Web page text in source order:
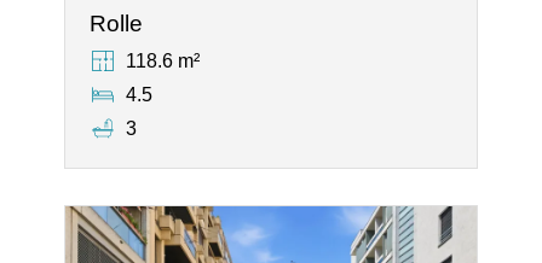
Rolle
118.6 m²
4.5
3